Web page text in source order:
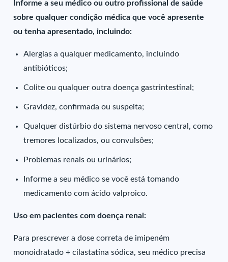
Informe a seu médico ou outro profissional de saúde
sobre qualquer condição médica que você apresente
ou tenha apresentado, incluindo:
Alergias a qualquer medicamento, incluindo
antibióticos;
Colite ou qualquer outra doença gastrintestinal;
Gravidez, confirmada ou suspeita;
Qualquer distúrbio do sistema nervoso central, como
tremores localizados, ou convulsões;
Problemas renais ou urinários;
Informe a seu médico se você está tomando
medicamento com ácido valproico.
Uso em pacientes com doença renal:
Para prescrever a dose correta de imipeném
monoidratado + cilastatina sódica, seu médico precisa